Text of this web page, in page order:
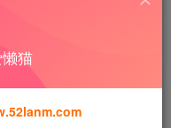
载后24h内删除，谢谢合作！
猫